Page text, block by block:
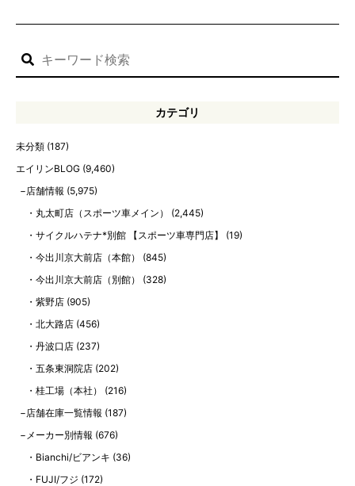
カテゴリ
未分類 (187)
エイリンBLOG (9,460)
店舗情報 (5,975)
丸太町店（スポーツ車メイン）
(2,445)
サイクルハテナ*別館 【スポーツ車専門店】
(19)
今出川京大前店（本館）
(845)
今出川京大前店（別館）
(328)
紫野店 (905)
北大路店 (456)
丹波口店 (237)
五条東洞院店 (202)
桂工場（本社）
(216)
店舗在庫一覧情報 (187)
メーカー別情報 (676)
Bianchi/ビアンキ (36)
FUJI/フジ (172)